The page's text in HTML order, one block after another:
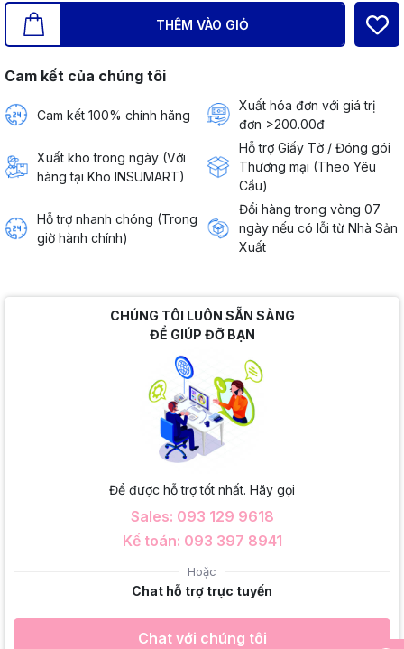
THÊM VÀO GIỎ
Cam kết của chúng tôi
Cam kết 100% chính hãng
Xuất hóa đơn với giá trị
đơn >200.00đ
Xuất kho trong ngày (Với
hàng tại Kho INSUMART)
Hỗ trợ Giấy Tờ / Đóng gói
Thương mại (Theo Yêu
Cầu)
Hỗ trợ nhanh chóng (Trong
giờ hành chính)
Đổi hàng trong vòng 07
ngày nếu có lỗi từ Nhà Sản
Xuất
CHÚNG TÔI LUÔN SẴN SÀNG
ĐỂ GIÚP ĐỠ BẠN
Để được hỗ trợ tốt nhất. Hãy gọi
Sales: 093 129 9618
Kế toán: 093 397 8941
Hoặc
Chat hỗ trợ trực tuyến
Chat với chúng tôi